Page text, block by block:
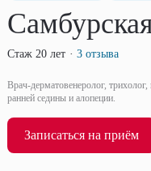
Стаж 20 лет 3 отзыва
Врач-дерматовенеролог,
ранней седины и алопеции.
Записаться на приём